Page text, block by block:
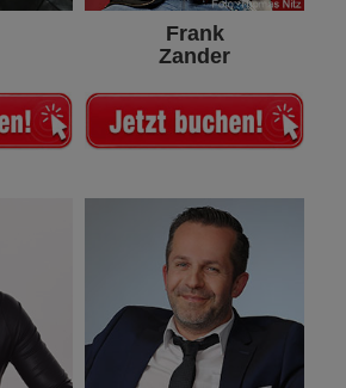
Frank
Zander